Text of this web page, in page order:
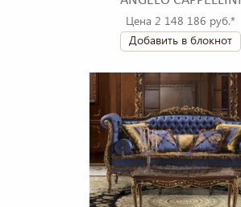
Цена 2 148 186 руб.*
Добавить в блокнот